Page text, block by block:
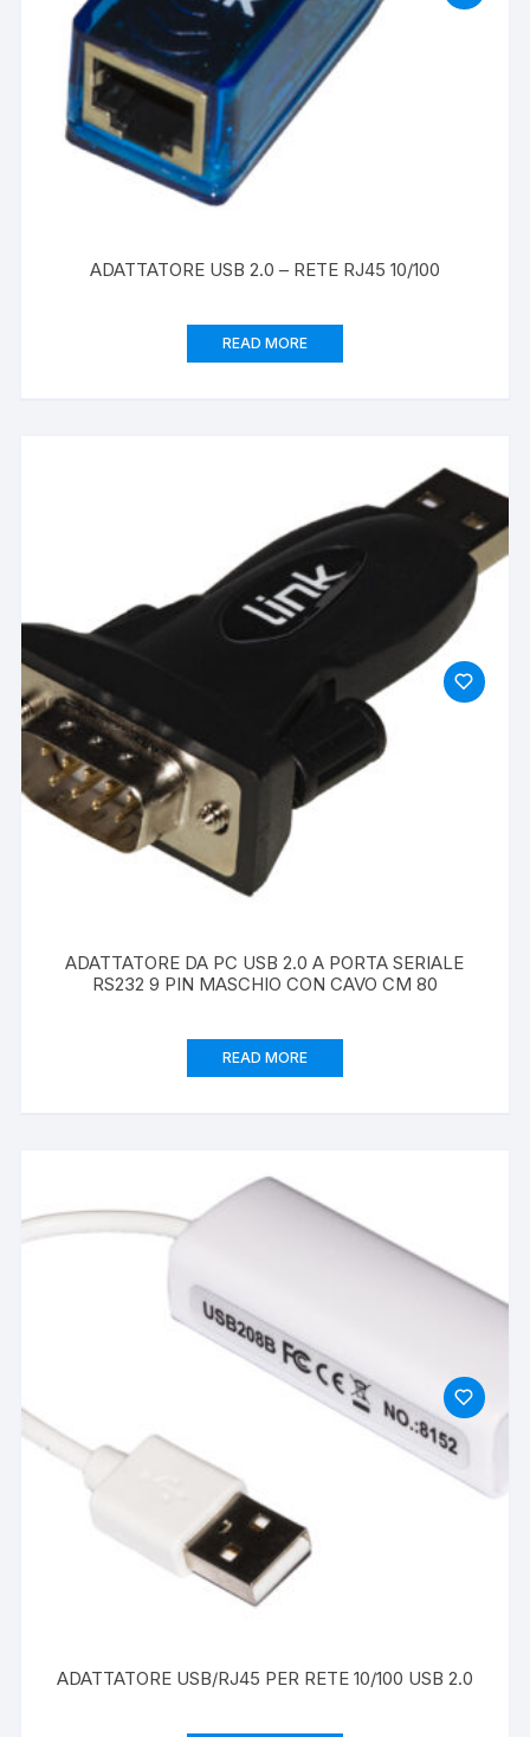
ADATTATORE USB 2.0 – RETE RJ45 10/100
READ MORE
ADATTATORE DA PC USB 2.0 A PORTA SERIALE
RS232 9 PIN MASCHIO CON CAVO CM 80
READ MORE
ADATTATORE USB/RJ45 PER RETE 10/100 USB 2.0